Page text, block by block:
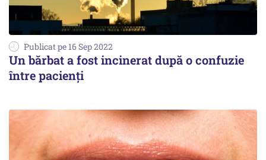
Publicat pe 16 Sep 2022
Un bărbat a fost incinerat după o confuzie
între pacienți